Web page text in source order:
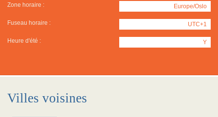
Zone horaire : Europe/Oslo
Fuseau horaire : UTC+1
Heure d'été : Y
Villes voisines